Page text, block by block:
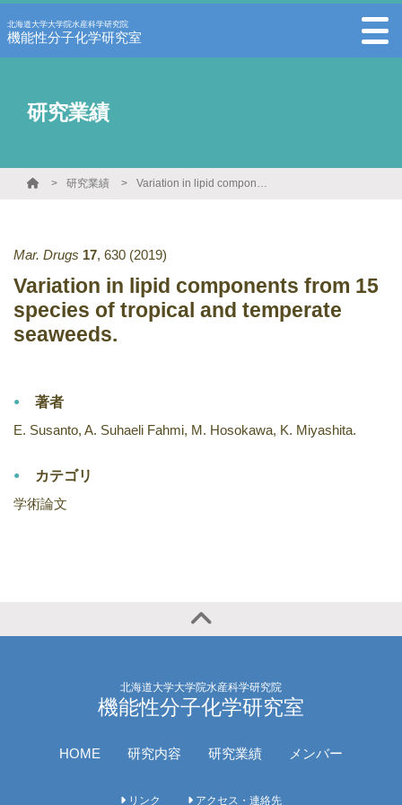
北海道大学大学院水産科学研究院
機能性分子化学研究室
研究業績
研究業績 Variation in lipid components from 15 species of tropical and temperate seaweeds.
Mar. Drugs 17, 630 (2019)
Variation in lipid components from 15
species of tropical and temperate
seaweeds.
著者
E. Susanto, A. Suhaeli Fahmi, M. Hosokawa, K. Miyashita.
カテゴリ
学術論文
北海道大学大学院水産科学研究院
機能性分子化学研究室
HOME 研究内容 研究業績 メンバー
リンク アクセス・連絡先